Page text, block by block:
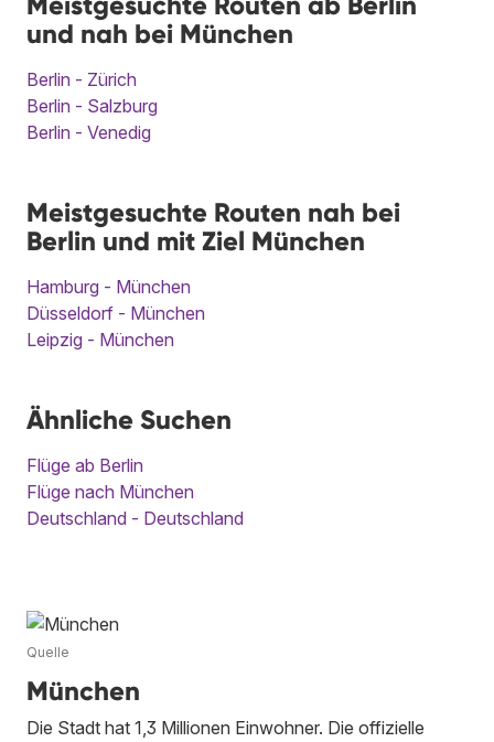
und nah bei München
Berlin - Zürich
Berlin - Salzburg
Berlin - Venedig
Meistgesuchte Routen nah bei
Berlin und mit Ziel München
Hamburg - München
Düsseldorf - München
Leipzig - München
Ähnliche Suchen
Flüge ab Berlin
Flüge nach München
Deutschland - Deutschland
Quelle
München
Die Stadt hat 1,3 Millionen Einwohner. Die offizielle